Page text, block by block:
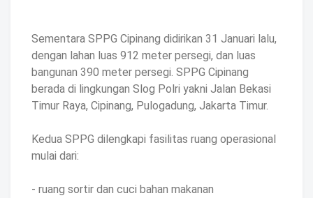
Sementara SPPG Cipinang didirikan 31 Januari lalu,
dengan lahan luas 912 meter persegi, dan luas
bangunan 390 meter persegi. SPPG Cipinang
berada di lingkungan Slog Polri yakni Jalan Bekasi
Timur Raya, Cipinang, Pulogadung, Jakarta Timur.
Kedua SPPG dilengkapi fasilitas ruang operasional
mulai dari:
- ruang sortir dan cuci bahan makanan